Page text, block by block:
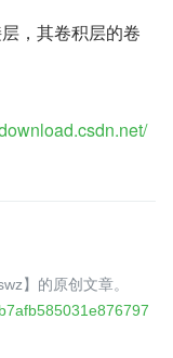
，其卷积层的卷
】的原创文章。